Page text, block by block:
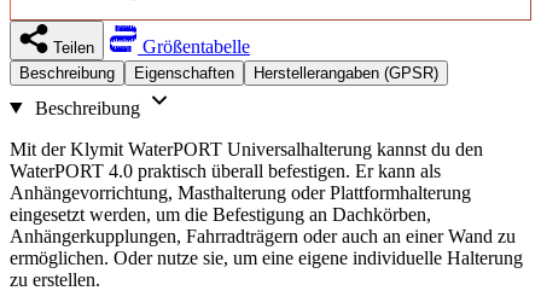
Teilen Größentabelle
Beschreibung Eigenschaften Herstellerangaben (GPSR)
Beschreibung
Mit der Klymit WaterPORT Universalhalterung kannst du den
WaterPORT 4.0 praktisch überall befestigen. Er kann als
Anhängevorrichtung, Masthalterung oder Plattformhalterung
eingesetzt werden, um die Befestigung an Dachkörben,
Anhängerkupplungen, Fahrradträgern oder auch an einer Wand zu
ermöglichen. Oder nutze sie, um eine eigene individuelle Halterung
zu erstellen.